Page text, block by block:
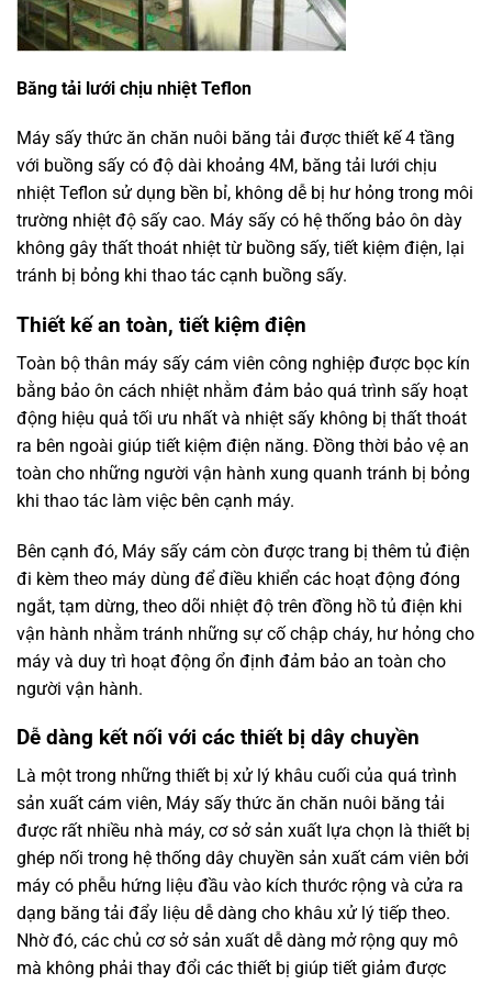
Băng tải lưới chịu nhiệt Teflon
Máy sấy thức ăn chăn nuôi băng tải được thiết kế 4 tầng
với buồng sấy có độ dài khoảng 4M, băng tải lưới chịu
nhiệt Teflon sử dụng bền bỉ, không dễ bị hư hỏng trong môi
trường nhiệt độ sấy cao. Máy sấy có hệ thống bảo ôn dày
không gây thất thoát nhiệt từ buồng sấy, tiết kiệm điện, lại
tránh bị bỏng khi thao tác cạnh buồng sấy.
Thiết kế an toàn, tiết kiệm điện
Toàn bộ thân máy sấy cám viên công nghiệp được bọc kín
bằng bảo ôn cách nhiệt nhằm đảm bảo quá trình sấy hoạt
động hiệu quả tối ưu nhất và nhiệt sấy không bị thất thoát
ra bên ngoài giúp tiết kiệm điện năng. Đồng thời bảo vệ an
toàn cho những người vận hành xung quanh tránh bị bỏng
khi thao tác làm việc bên cạnh máy.
Bên cạnh đó, Máy sấy cám còn được trang bị thêm tủ điện
đi kèm theo máy dùng để điều khiển các hoạt động đóng
ngắt, tạm dừng, theo dõi nhiệt độ trên đồng hồ tủ điện khi
vận hành nhằm tránh những sự cố chập cháy, hư hỏng cho
máy và duy trì hoạt động ổn định đảm bảo an toàn cho
người vận hành.
Dễ dàng kết nối với các thiết bị dây chuyền
Là một trong những thiết bị xử lý khâu cuối của quá trình
sản xuất cám viên, Máy sấy thức ăn chăn nuôi băng tải
được rất nhiều nhà máy, cơ sở sản xuất lựa chọn là thiết bị
ghép nối trong hệ thống dây chuyền sản xuất cám viên bởi
máy có phễu hứng liệu đầu vào kích thước rộng và cửa ra
dạng băng tải đẩy liệu dễ dàng cho khâu xử lý tiếp theo.
Nhờ đó, các chủ cơ sở sản xuất dễ dàng mở rộng quy mô
mà không phải thay đổi các thiết bị giúp tiết giảm được